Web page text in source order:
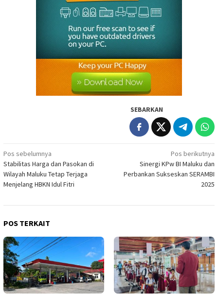
SEBARKAN
Navigasi
pos
Pos sebelumnya
Stabilitas Harga dan Pasokan di
Wilayah Maluku Tetap Terjaga
Menjelang HBKN Idul Fitri
Pos berikutnya
Sinergi KPw BI Maluku dan
Perbankan Sukseskan SERAMBI
2025
POS TERKAIT